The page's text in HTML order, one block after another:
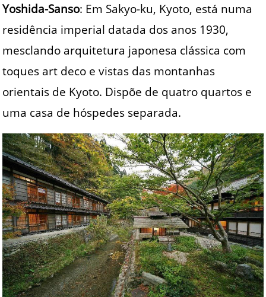
Yoshida-Sanso: Em Sakyo-ku, Kyoto, está numa
residência imperial datada dos anos 1930,
mesclando arquitetura japonesa clássica com
toques art deco e vistas das montanhas
orientais de Kyoto. Dispõe de quatro quartos e
uma casa de hóspedes separada.